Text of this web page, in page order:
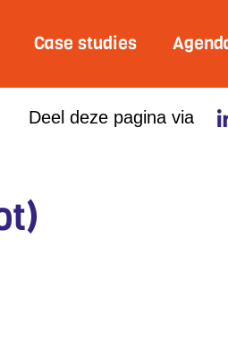
Case studies
Deel deze pagina via